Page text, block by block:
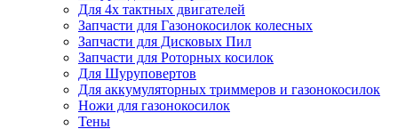
Для 4х тактных двигателей
Запчасти для Газонокосилок колесных
Запчасти для Дисковых Пил
Запчасти для Роторных косилок
Для Шуруповертов
Для аккумуляторных триммеров и газонокосилок
Ножи для газонокосилок
Тены